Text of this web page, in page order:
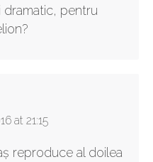
dramatic, pentru
at 21:15
reproduce al doilea